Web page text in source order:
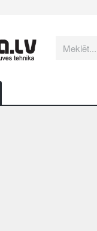
Meklēt...